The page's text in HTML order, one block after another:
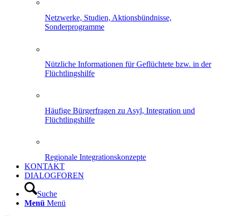
Netzwerke, Studien, Aktionsbündnisse,
Sonderprogramme
Nützliche Informationen für Geflüchtete bzw. in der
Flüchtlingshilfe
Häufige Bürgerfragen zu Asyl, Integration und
Flüchtlingshilfe
Regionale Integrationskonzepte
KONTAKT
DIALOGFOREN
Suche
Menü Menü